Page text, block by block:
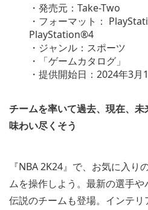
・発売元：Take-Two
・フォーマット：
PlayStation®4
・ジャンル：スポーツ
・「ゲームカタログ」
・提供開始日：2024年3月
チームを率いて過去、現在、
味わい尽くそう
『NBA 2K24』で、お気に入り
ムを操作しよう。最新の選手
伝説のチームも登場。インテ